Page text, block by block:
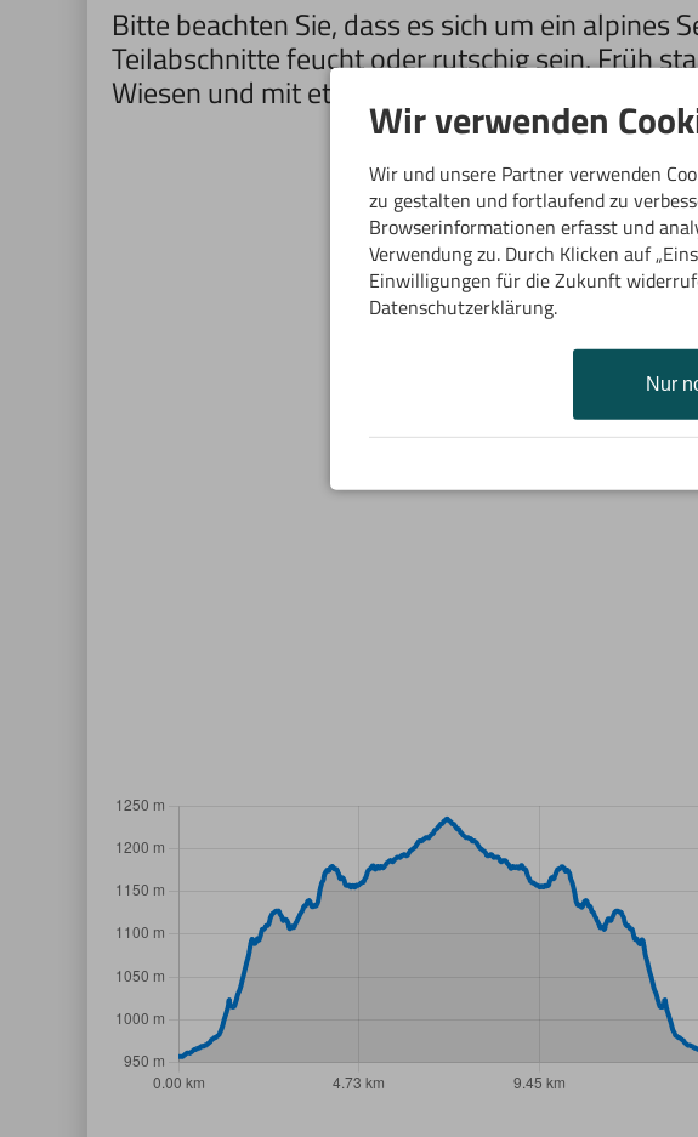
Bitte beachten Sie, dass es sich um ein alpines
Teilabschnitte feucht oder rutschig sein. Früh
Wiesen und mit etwas Glück zeigen sich
Wir verwenden
Wir und unsere Partner verwenden
zu gestalten und fortlaufend zu
Browserinformationen erfasst und
Verwendung zu. Durch Klicken auf
Einwilligungen für die Zukunft
Datenschutzerklärung.
Nur